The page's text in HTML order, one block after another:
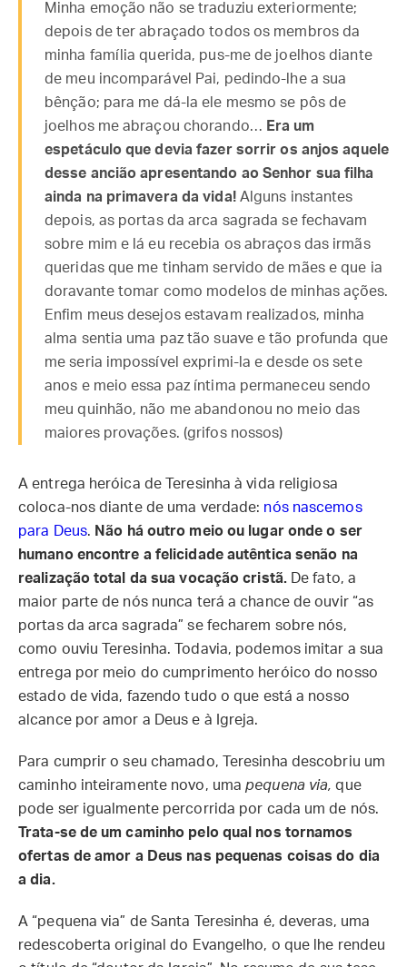
Minha emoção não se traduziu exteriormente;
depois de ter abraçado todos os membros da
minha família querida, pus-me de joelhos diante
de meu incomparável Pai, pedindo-lhe a sua
bênção; para me dá-la ele mesmo se pôs de
joelhos me abraçou chorando… Era um
espetáculo que devia fazer sorrir os anjos aquele
desse ancião apresentando ao Senhor sua filha
ainda na primavera da vida!Alguns instantes
depois, as portas da arca sagrada se fechavam
sobre mim e lá eu recebia os abraços das irmãs
queridas que me tinham servido de mães e que ia
doravante tomar como modelos de minhas ações.
Enfim meus desejos estavam realizados, minha
alma sentia uma paz tão suave e tão profunda que
me seria impossível exprimi-la e desde os sete
anos e meio essa paz íntima permaneceu sendo
meu quinhão, não me abandonou no meio das
maiores provações. (grifos nossos)
A entrega heróica de Teresinha à vida religiosa
coloca-nos diante de uma verdade: nós nascemos
para Deus. Não há outro meio ou lugar onde o ser
humano encontre a felicidade autêntica senão na
realização total da sua vocação cristã.De fato, a
maior parte de nós nunca terá a chance de ouvir “as
portas da arca sagrada” se fecharem sobre nós,
como ouviu Teresinha. Todavia, podemos imitar a sua
entrega por meio do cumprimento heróico do nosso
estado de vida, fazendo tudo o que está a nosso
alcance por amor a Deus e à Igreja.
Para cumprir o seu chamado, Teresinha descobriu um
caminho inteiramente novo, umapequena via,que
pode ser igualmente percorrida por cada um de nós.
Trata-se de um caminho pelo qual nos tornamos
ofertas de amor a Deus nas pequenas coisas do dia
a dia.
A “pequena via” de Santa Teresinha é, deveras, uma
redescoberta original do Evangelho, o que lhe rendeu